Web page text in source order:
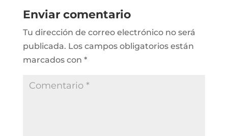
Enviar comentario
Tu dirección de correo electrónico no será
publicada. Los campos obligatorios están
marcados con *